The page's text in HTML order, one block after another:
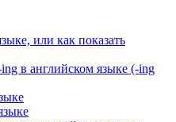
или как показать
в английском языке (-ing